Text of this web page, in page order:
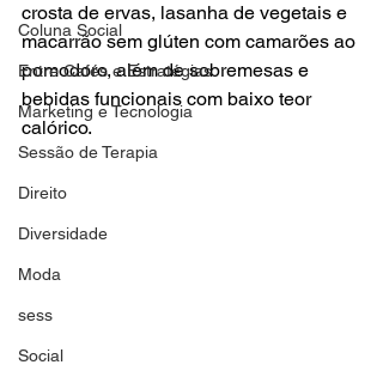
Coluna Social
Entre Cafés e Estratégias
Marketing e Tecnologia
Sessão de Terapia
Direito
Diversidade
Moda
sess
Social
crosta de ervas, lasanha de vegetais e
macarrão sem glúten com camarões ao
pomodoro, além de sobremesas e
bebidas funcionais com baixo teor
calórico.